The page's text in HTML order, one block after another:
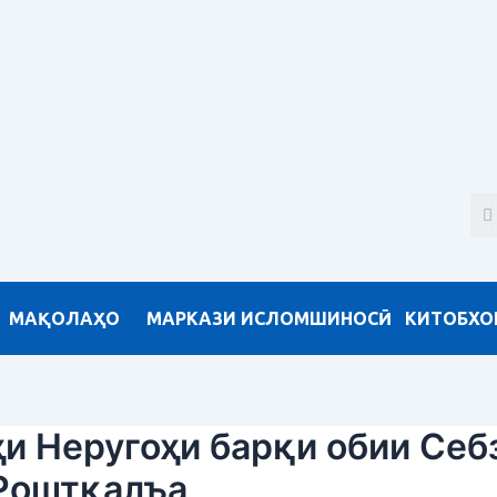
МАҚОЛАҲО МАРКАЗИ ИСЛОМШИНОСӢ
Неругоҳи барқи обии